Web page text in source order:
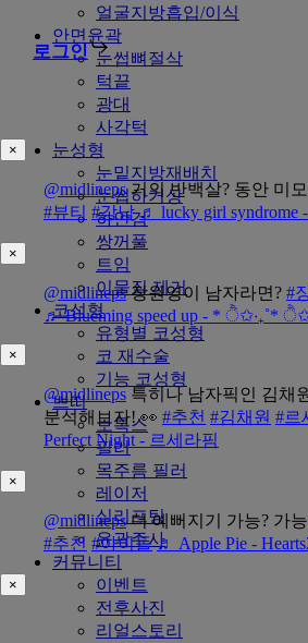
얼굴지방흡입/이식
안면윤곽
눈썹뼈절삭
턱끝
광대
사각턱
눈성형
눈밑지방재배치
눈썹하거상
하안검
쌍꺼풀
트임
이물질 제거
코성형
유형별 코성형
코 재수술
기능 코성형
쁘띠
보톡스
필러
목주름 필러
레이저
실리프팅
윤곽주사
커뮤니티
이벤트
전후사진
리얼스토리
로그인
×
@midlineps거의 반백살? 동안 미
#뷰티 #강남 ♬ lucky girl syndrome
×
@midlineps장원영이 남자라면? #
♬ Blueming speed up - * ੈ✩‧₊˚*
×
@midlineps 특히나 남자픽인 김채
분석해보자! 👀 #추천 #김채원 #르
Perfect Night - 르세라핌
×
@midlineps더 예뻐지기 가능? 가
#추천 #아이돌 ♬ Apple Pie -
×